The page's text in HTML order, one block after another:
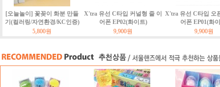
[오늘놀이] 꽃꽂이 화분 만들
기(컬러링/자연환경/KC인증)
5,800원
X'tra 유선 C타입 커널형 줄 이
어폰 EP02(화이트)
9,900원
X'tra 유선 C타입 오
어폰 EP01(화
9,900원